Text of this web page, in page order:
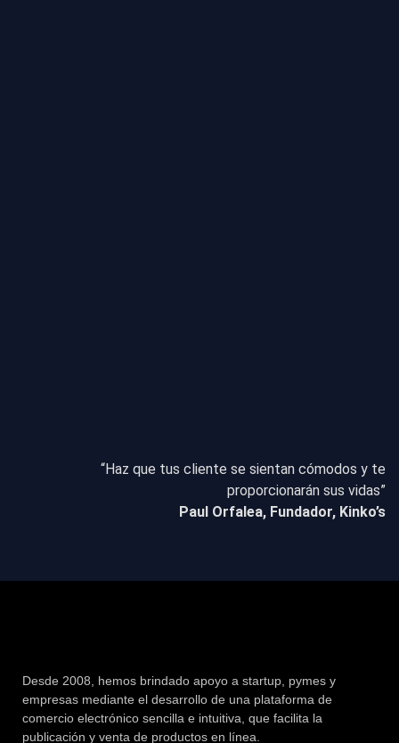
“Haz que tus cliente se sientan cómodos y te
proporcionarán sus vidas”
Paul Orfalea, Fundador, Kinko’s
Desde 2008, hemos brindado apoyo a startup, pymes y
empresas mediante el desarrollo de una plataforma de
comercio electrónico sencilla e intuitiva, que facilita la
publicación y venta de productos en línea.